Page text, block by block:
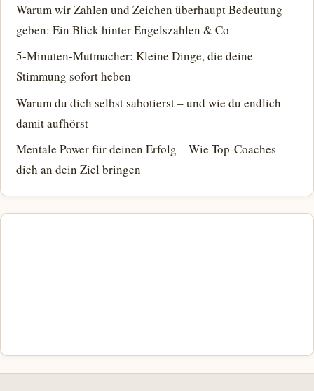
Warum wir Zahlen und Zeichen überhaupt Bedeutung
geben: Ein Blick hinter Engelszahlen & Co
5-Minuten-Mutmacher: Kleine Dinge, die deine
Stimmung sofort heben
Warum du dich selbst sabotierst – und wie du endlich
damit aufhörst
Mentale Power für deinen Erfolg – Wie Top-Coaches
dich an dein Ziel bringen